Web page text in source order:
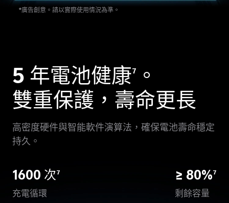
*廣告創意。請以實際使用情況為準。
5 年電池健康7 。
雙重保護，壽命更長
高密度硬件與智能軟件演算法，確保電池壽命穩定
持久。
1600 次7
充電循環
≥ 80%7
剩餘容量